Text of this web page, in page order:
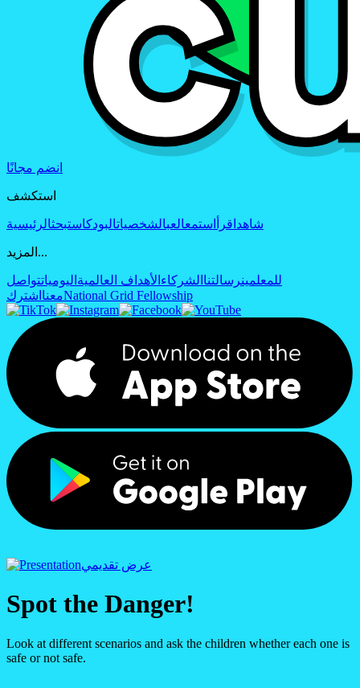
انضم مجانًا
استكشف
شاهد اقرأ استمعالعبالشخصياتالبودكاستبحثالرئيسية
المزيد...
للمعلمينرسالتنا الشركاء الأهداف العالمية اليومياتتواصل
معنا اشترك National Grid Fellowship
عرض تقديمي
Spot the Danger!
Look at different scenarios and ask the children whether each one is
safe or not safe.